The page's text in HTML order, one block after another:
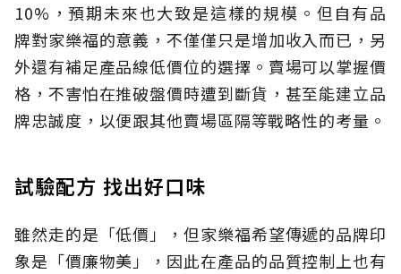
10%，預期未來也大致是這樣的規模。但自有品
牌對家樂福的意義，不僅僅只是增加收入而已，另
外還有補足產品線低價位的選擇。賣場可以掌握價
格，不害怕在推破盤價時遭到斷貨，甚至能建立品
牌忠誠度，以便跟其他賣場區隔等戰略性的考量。
試驗配方 找出好口味
雖然走的是「低價」，但家樂福希望傳遞的品牌印
象是「價廉物美」，因此在產品的品質控制上也有